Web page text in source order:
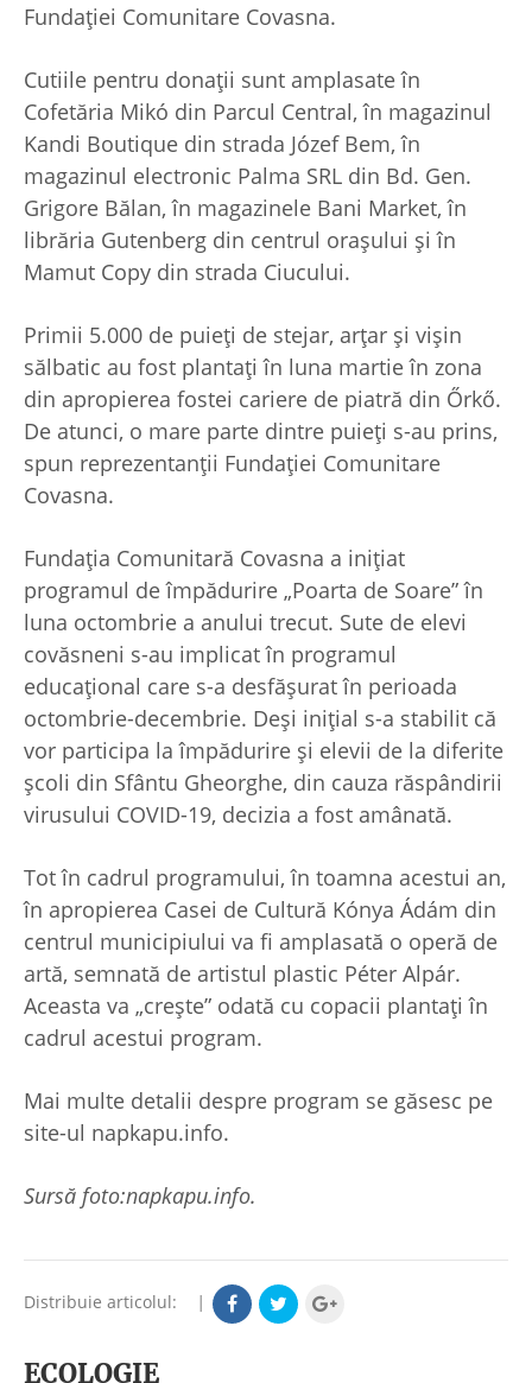
Fundației Comunitare Covasna.
Cutiile pentru donații sunt amplasate în
Cofetăria Mikó din Parcul Central, în magazinul
Kandi Boutique din strada Józef Bem, în
magazinul electronic Palma SRL din Bd. Gen.
Grigore Bălan, în magazinele Bani Market, în
librăria Gutenberg din centrul orașului și în
Mamut Copy din strada Ciucului.
Primii 5.000 de puieți de stejar, arțar și vișin
sălbatic au fost plantați în luna martie în zona
din apropierea fostei cariere de piatră din Őrkő.
De atunci, o mare parte dintre puieți s-au prins,
spun reprezentanții Fundației Comunitare
Covasna.
Fundația Comunitară Covasna a inițiat
programul de împădurire „Poarta de Soare” în
luna octombrie a anului trecut. Sute de elevi
covăsneni s-au implicat în programul
educațional care s-a desfășurat în perioada
octombrie-decembrie. Deși inițial s-a stabilit că
vor participa la împădurire și elevii de la diferite
școli din Sfântu Gheorghe, din cauza răspândirii
virusului COVID-19, decizia a fost amânată.
Tot în cadrul programului, în toamna acestui an,
în apropierea Casei de Cultură Kónya Ádám din
centrul municipiului va fi amplasată o operă de
artă, semnată de artistul plastic Péter Alpár.
Aceasta va „crește” odată cu copacii plantați în
cadrul acestui program.
Mai multe detalii despre program se găsesc pe
site-ul napkapu.info.
Sursă foto:napkapu.info.
Distribuie articolul: |
ECOLOGIE